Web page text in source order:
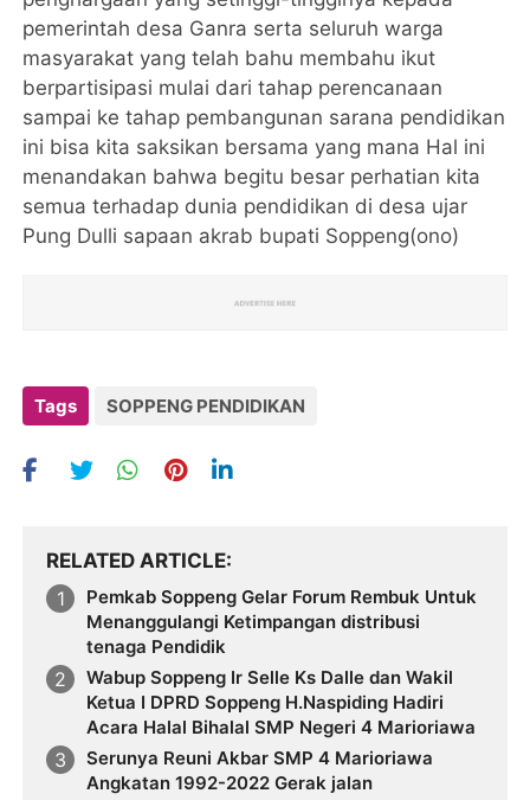
pemerintah desa Ganra serta seluruh warga
masyarakat yang telah bahu membahu ikut
berpartisipasi mulai dari tahap perencanaan
sampai ke tahap pembangunan sarana pendidikan
ini bisa kita saksikan bersama yang mana Hal ini
menandakan bahwa begitu besar perhatian kita
semua terhadap dunia pendidikan di desa ujar
Pung Dulli sapaan akrab bupati Soppeng(ono)
Tags SOPPENG PENDIDIKAN
RELATED ARTICLE
Pemkab Soppeng Gelar Forum Rembuk Untuk
Menanggulangi Ketimpangan distribusi
tenaga Pendidik
Wabup Soppeng Ir Selle Ks Dalle dan Wakil
Ketua I DPRD Soppeng H.Naspiding Hadiri
Acara Halal Bihalal SMP Negeri 4 Marioriawa
Serunya Reuni Akbar SMP 4 Marioriawa
Angkatan 1992-2022 Gerak jalan